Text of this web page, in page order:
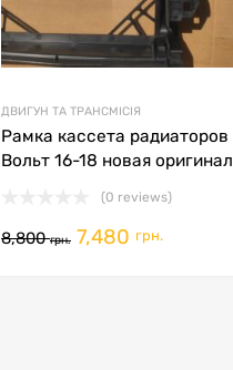
ДВИГУН ТА ТРАНСМІСІЯ
Рамка кассета радиаторов
Вольт 16-18 новая оригинал
(0 reviews)
8,800грн. 7,480 грн.